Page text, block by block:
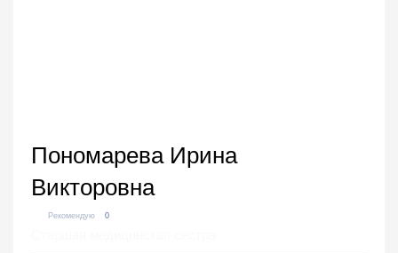
Пономарева Ирина
Викторовна
Рекомендую 0